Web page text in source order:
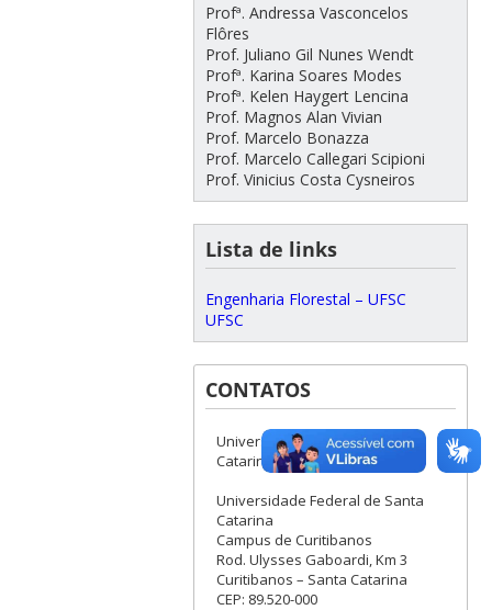
Profª. Andressa Vasconcelos
Flôres
Prof. Juliano Gil Nunes Wendt
Profª. Karina Soares Modes
Profª. Kelen Haygert Lencina
Prof. Magnos Alan Vivian
Prof. Marcelo Bonazza
Prof. Marcelo Callegari Scipioni
Prof. Vinicius Costa Cysneiros
Lista de links
Engenharia Florestal – UFSC
UFSC
CONTATOS
Universidade Federal de Santa
Catarina
Universidade Federal de Santa
Catarina
Campus de Curitibanos
Rod. Ulysses Gaboardi, Km 3
Curitibanos – Santa Catarina
CEP: 89.520-000